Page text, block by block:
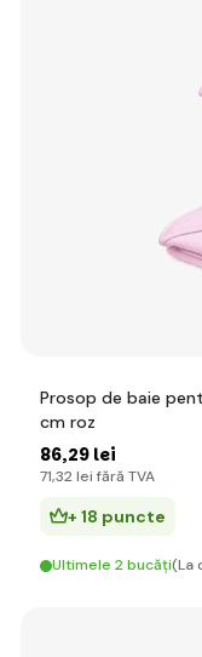
Prosop de baie
cm roz
86,29 lei
71,32 lei fără TVA
+ 18 puncte
Ultimele 2 bucăți(La